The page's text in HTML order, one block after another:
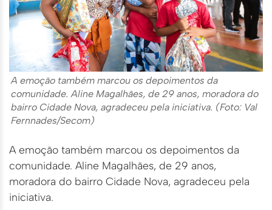
A emoção também marcou os depoimentos da
comunidade. Aline Magalhães, de 29 anos, moradora do
bairro Cidade Nova, agradeceu pela iniciativa. (Foto: Val
Fernnades/Secom)
A emoção também marcou os depoimentos da
comunidade. Aline Magalhães, de 29 anos,
moradora do bairro Cidade Nova, agradeceu pela
iniciativa.